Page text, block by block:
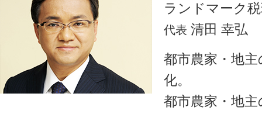
ランドマーク
代表 清田 幸弘
都市農家・地
化。
都市農家・地